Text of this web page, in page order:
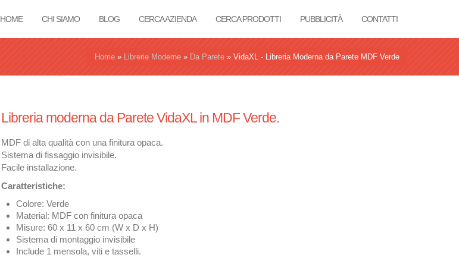
HOME CHI SIAMO BLOG CERCA AZIENDA CERCA PRODOTTI PUBBLICITÀ CONTATTI
Tu sei qui
Home » Librerie Moderne » Da Parete » VidaXL - Libreria Moderna da Parete MDF Verde
Libreria moderna da Parete VidaXL in MDF Verde.
MDF di alta qualità con una finitura opaca.
Sistema di fissaggio invisibile.
Facile installazione.
Caratteristiche:
Colore: Verde
Material: MDF con finitura opaca
Misure: 60 x 11 x 60 cm (W x D x H)
Sistema di montaggio invisibile
Include 1 mensola, viti e tasselli.